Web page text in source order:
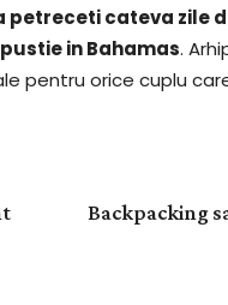
cateva zile
in Bahamas.
pentru orice cuplu
Backpacking